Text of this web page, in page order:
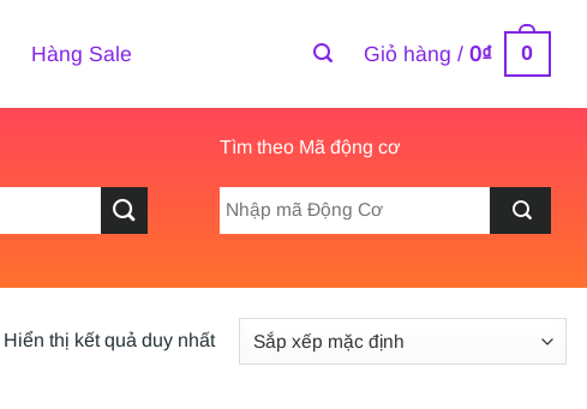
Hàng Sale Giỏ hàng /0₫ 0
Tìm theo Mã động cơ
Hiển thị kết quả duy nhất